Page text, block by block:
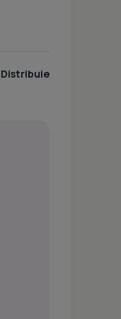
Distribuie